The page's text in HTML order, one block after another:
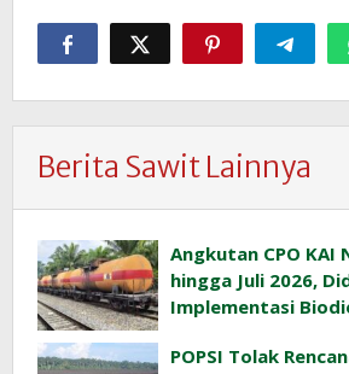
Berita Sawit Lainnya
Angkutan CPO KAI
hingga Juli 2026,
Implementasi
POPSI Tolak